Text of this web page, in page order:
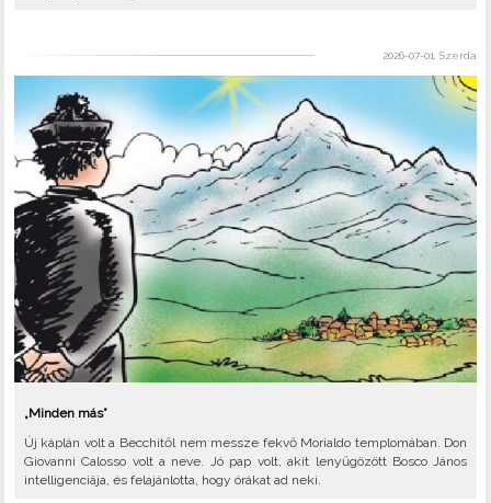
2026-07-01, Szerda
„Minden más”
Új káplán volt a Becchitől nem messze fekvő Morialdo templomában. Don
Giovanni Calosso volt a neve. Jó pap volt, akit lenyűgözött Bosco János
intelligenciája, és felajánlotta, hogy órákat ad neki.